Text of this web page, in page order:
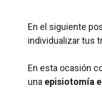
Casos de estudio
Investigaciones
Descargas
En el siguiente
individualizar tus
En esta ocasión
una episiotomía